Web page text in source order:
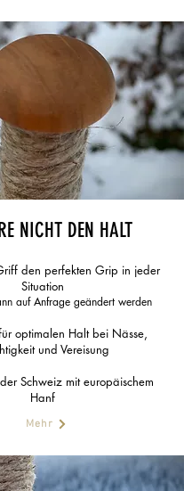
NICHT DEN HALT
den perfekten Grip in jeder
Situation
auf Anfrage geändert werden
optimalen Halt bei Nässe,
und Vereisung
Schweiz mit europäischem
Hanf
Mehr